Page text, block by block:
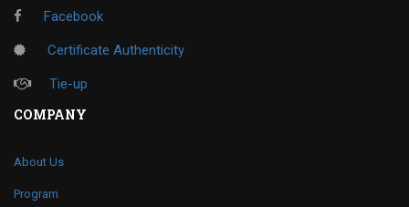
Facebook
Certificate Authenticity
Tie-up
COMPANY
About Us
Program